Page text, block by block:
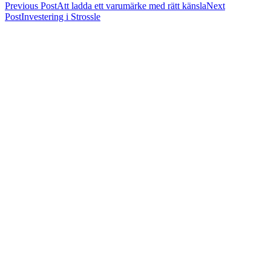
Previous PostAtt ladda ett varumärke med rätt känslaNext
PostInvestering i Strossle